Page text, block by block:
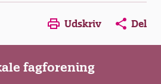
Opens in a new window
Opens in a new
Opens in
Udskriv Del
fagforening